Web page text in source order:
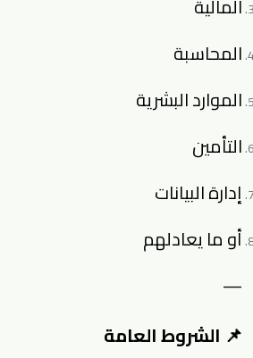
المالية
المحاسبة
الموارد البشرية
التأمين
إدارة البيانات
أو ما يعادلهم
—
📌 الشروط العامة